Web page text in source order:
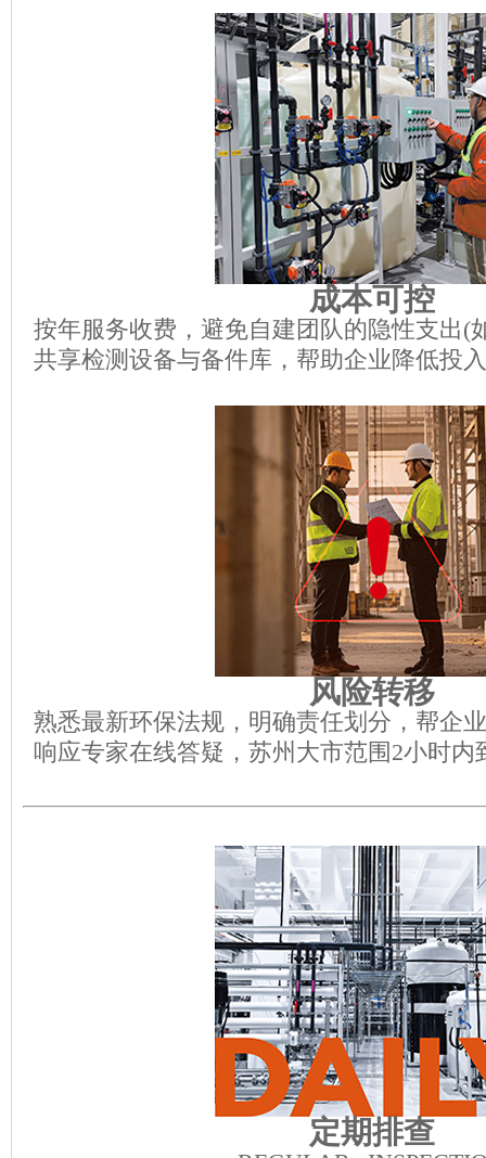
成本可控
按年服务收费，避免自建团队的隐性支出(
共享检测设备与备件库，帮助企业降低投
风险转移
熟悉最新环保法规，明确责任划分，帮企
响应专家在线答疑，苏州大市范围2小时内
定期排查